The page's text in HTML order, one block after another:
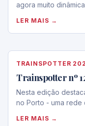
agora muito
LER MAIS →
TRAINSPOTTER
Trainspotter nº
Nesta edição
no Porto - uma
LER MAIS →